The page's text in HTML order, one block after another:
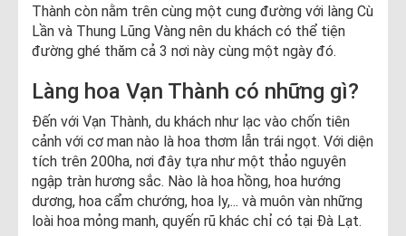
Thành còn nằm trên cùng một cung đường với làng Cù
Lần và Thung Lũng Vàng nên du khách có thể tiện
đường ghé thăm cả 3 nơi này cùng một ngày đó.
Làng hoa Vạn Thành có những gì?
Đến với Vạn Thành, du khách như lạc vào chốn tiên
cảnh với cơ man nào là hoa thơm lẫn trái ngọt. Với diện
tích trên 200ha, nơi đây tựa như một thảo nguyên
ngập tràn hương sắc. Nào là hoa hồng, hoa hướng
dương, hoa cẩm chướng, hoa ly,... và muôn vàn những
loài hoa mỏng manh, quyến rũ khác chỉ có tại Đà Lạt.